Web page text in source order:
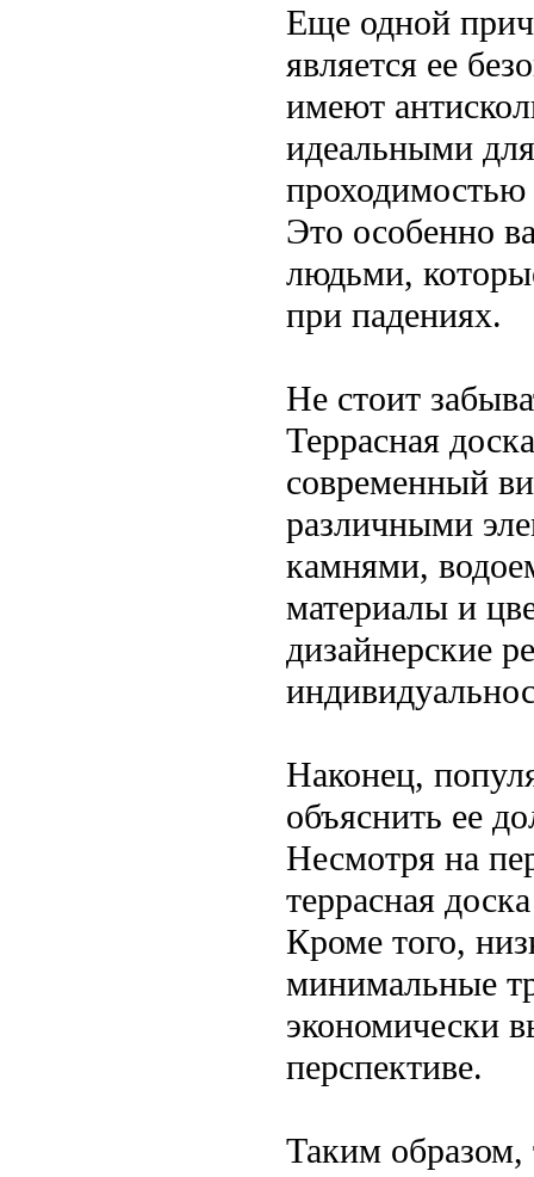
Еще одной
является ее
имеют
идеальными
Это особенно
людьми,
при падениях.
Не стоит
Террасная
современный
различными
камнями,
материалы и
дизайнерские
Наконец,
объяснить ее
Несмотря на
террасная
Кроме того,
минимальные
экономически
перспективе.
Таким образом,